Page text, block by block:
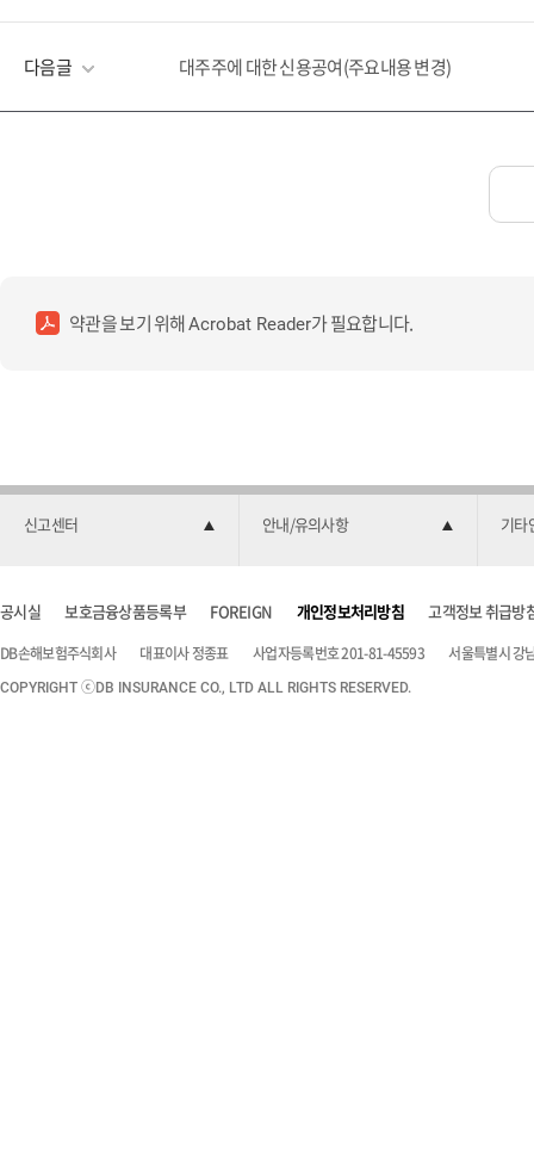
다음글 대주주에 대한 신용공여(주요내용 변경)
약관을 보기 위해Acrobat Reader가 필요합니다.
신고센터 안내/유의사항 기타
공시실 보호금융상품등록부 FOREIGN 개인정보처리방침 고객정보 취급방
DB손해보험주식회사 대표이사 정종표 사업자등록번호 201-81-45593 서울특별시 강
COPYRIGHT ⓒDB INSURANCE CO., LTD ALL RIGHTS RESERVED.